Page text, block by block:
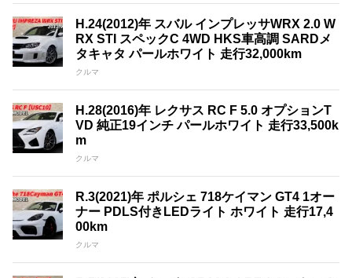
H.24(2012)年 スバル インプレッサWRX 2.0 W
RX STI スペックC 4WD HKS車高調 SARDメ
タキャタ パールホワイト 走行32,000km
クルマ
H.28(2016)年 レクサス RC F 5.0 オプションT
VD 純正19インチ パールホワイト 走行33,500k
m
クルマ
R.3(2021)年 ポルシェ 718ケイマン GT4 1オー
ナー PDLS付きLEDライト ホワイト 走行17,4
00km
クルマ